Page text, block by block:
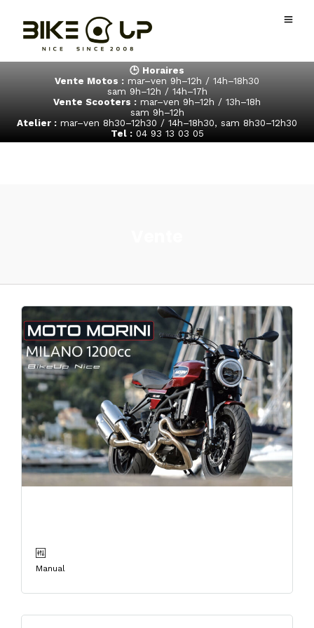
🕒 Horaires
Vente Motos : mar–ven 9h–12h / 14h–18h30
sam 9h–12h / 14h–17h
Vente Scooters : mar–ven 9h–12h / 13h–18h
sam 9h–12h
Atelier : mar–ven 8h30–12h30 / 14h–18h30, sam 8h30–12h30
Tel :04 93 13 03 05
Manual